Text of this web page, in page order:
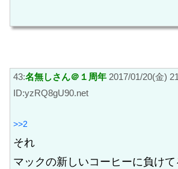
43:名無しさん＠１周年 2017/01/20(金)
ID:yzRQ8gU90.net
>>2
それ
マックの新しいコーヒーに負けて